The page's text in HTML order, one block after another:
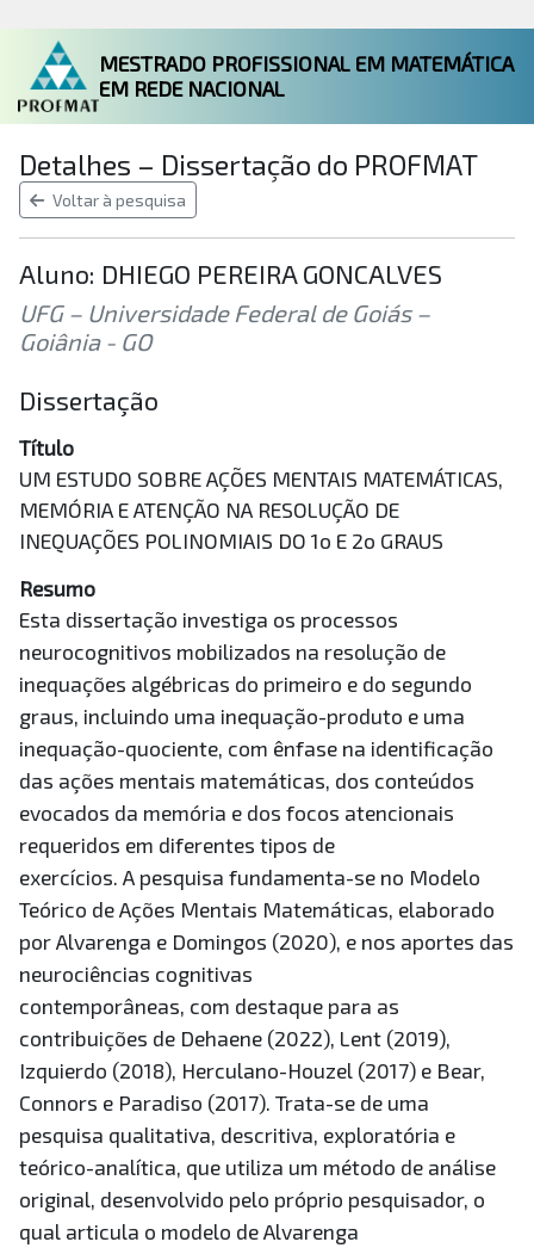
MESTRADO PROFISSIONAL EM MATEMÁTICA
EM REDE NACIONAL
Detalhes – Dissertação do PROFMAT
Voltar à pesquisa
Aluno: DHIEGO PEREIRA GONCALVES
UFG – Universidade Federal de Goiás –
Goiânia - GO
Dissertação
Título
UM ESTUDO SOBRE AÇÕES MENTAIS MATEMÁTICAS,
MEMÓRIA E ATENÇÃO NA RESOLUÇÃO DE
INEQUAÇÕES POLINOMIAIS DO 1o E 2o GRAUS
Resumo
Esta dissertação investiga os processos
neurocognitivos mobilizados na resolução de
inequações algébricas do primeiro e do segundo
graus, incluindo uma inequação-produto e uma
inequação-quociente, com ênfase na identificação
das ações mentais matemáticas, dos conteúdos
evocados da memória e dos focos atencionais
requeridos em diferentes tipos de
exercícios. A pesquisa fundamenta-se no Modelo
Teórico de Ações Mentais Matemáticas, elaborado
por Alvarenga e Domingos (2020), e nos aportes das
neurociências cognitivas
contemporâneas, com destaque para as
contribuições de Dehaene (2022), Lent (2019),
Izquierdo (2018), Herculano-Houzel (2017) e Bear,
Connors e Paradiso (2017). Trata-se de uma
pesquisa qualitativa, descritiva, exploratória e
teórico-analítica, que utiliza um método de análise
original, desenvolvido pelo próprio pesquisador, o
qual articula o modelo de Alvarenga